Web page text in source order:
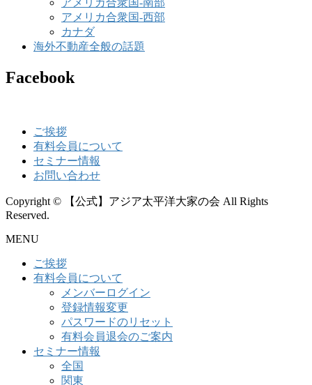
アメリカ合衆国-西部
カナダ
海外不動産全般の話題
Facebook
ご挨拶
有料会員について
セミナー情報
お問い合わせ
Copyright © 【公式】アジア太平洋大家の会 All Rights
Reserved.
MENU
ご挨拶
有料会員について
メンバーログイン
登録情報変更
パスワードのリセット
有料会員退会のご案内
セミナー情報
全国
関東